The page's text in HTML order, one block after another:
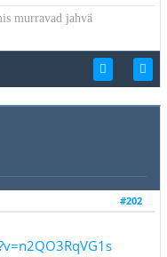
murravad jahvä
#202